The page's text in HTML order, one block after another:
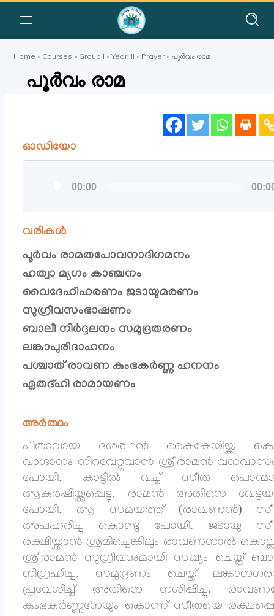
Home » Courses » Group I »Year III » Prayer» പൂർവം രാമ
പൂർവം രാമ
ഓഡിയോ
ഓഡിയോ
00:00
വരികൾ
പൂർവം രാമതപോവനാദിഗമനം
ഹത്വാ മ്യഗം കാഞ്ചനം
വൈദേഹീഹരണം ജടായുമരണം
സുഗ്രീവസംഭാഷണം
ബാലീ നിർദ്ദലനം സമുദ്രതരണം
ലങ്കാപുരീദാഹനം
പശ്ചാത് രാവണ കുംഭകർണ്ണ ഹനനം
ഏതദ്ഹി രാമായണം
അർത്ഥം
പിതാവായ ദശരഥൻ കൈകേയിയ്ക്കു
വാഗ്ദാനം നിറവേറ്റുവാൻ ശ്രീരാമൻ
പോയി. കാട്ടിൽ വച്ച് സീത
ആകർഷിയ്ക്കപ്പെട്ടു. രാമൻ അതിനെ
പോയി. ആ സമയത്ത് (രാവണൻ)
അപഹരിച്ചു കൊണ്ടു പോയി. ജടായു
രക്ഷിയ്ക്കാൻ ശ്രമിച്ചെങ്കിലും രാവണനാൽ
ശ്രീരാമൻ സുഗ്രീവനുമായി സഖ്യം ചെയ്ത്
നിഗ്രഹിച്ചു. സമുദ്രണം ചെയ്ത്
പ്രവേശിച്ച് അതിനെ നശിപ്പിച്ചു.
കുംഭകർണ്ണനേയും കൊന്ന് സീതയെ